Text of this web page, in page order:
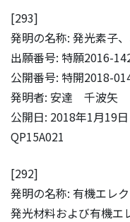
[293]
発明の名称: 発光素子
出願番号: 特願2016-
公開番号: 特開2018-
発明者: 安達 千波矢
公開日: 2018年1月19日
QP15A021
[292]
発明の名称: 有機エレ
発光材料および有機エ